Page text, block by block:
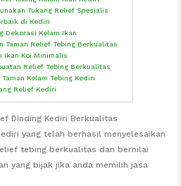
Tukang Relief Spesialis
di Kediri
Dekorasi Kolam Ikan
Taman Relief Tebing Berkualitas
Ikan Koi Minimalis
Relief Tebing Berkualitas
Kolam Tebing Kediri
Relief Kediri
Dinding Kediri Berkualitas
yang telah berhasil menyelesaikan
tebing berkualitas dan bernilai
yang bijak jika anda memilih jasa